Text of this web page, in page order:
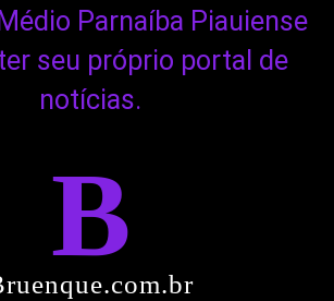
Parnaíba Piauiense
seu próprio portal de
notícias.
B